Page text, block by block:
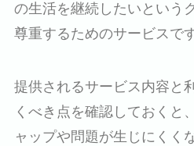
の生活を継続したいという
尊重するためのサービスです
提供されるサービス内容と
くべき点を確認しておくと
ャップや問題が生じにくく